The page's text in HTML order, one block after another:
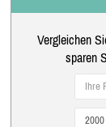
Vergleichen
sparen